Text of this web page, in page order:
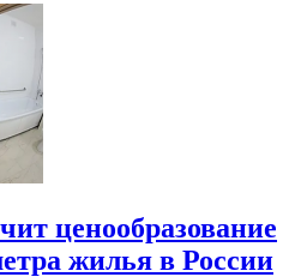
ценообразование
жилья в России